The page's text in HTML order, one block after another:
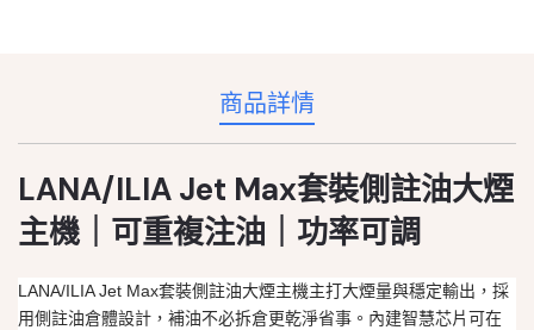
商品詳情
LANA/ILIA Jet Max套裝側註油大煙
主機｜可重複注油｜功率可調
LANA/ILIA Jet Max套裝側註油大煙主機主打大煙量與穩定輸出，採
用側註油倉體設計，補油不必拆倉更乾淨省事。內建智慧芯片可在